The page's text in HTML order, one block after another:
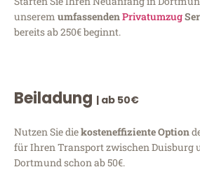
unserem umfassendenPrivatumzug
bereits ab 250€ beginnt.
Beiladung | ab 50€
Nutzen Sie diekosteneffiziente Option
für Ihren Transport zwischen Duisburg
Dortmund schon ab 50€.